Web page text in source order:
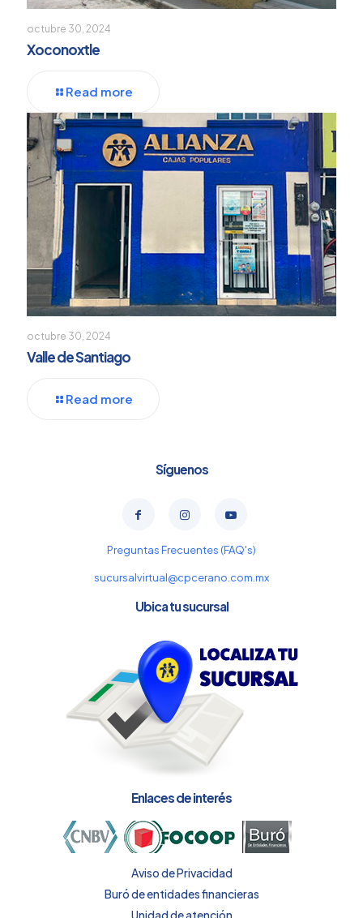
octubre 30, 2024
Xoconoxtle
Read more
octubre 30, 2024
Valle de Santiago
Read more
Síguenos
Preguntas Frecuentes (FAQ's)
sucursalvirtual@cpcerano.com.mx
Ubica tu sucursal
Enlaces de interés
Aviso de Privacidad
Buró de entidades financieras
Unidad de atención